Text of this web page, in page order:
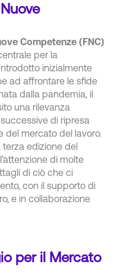
Competenze (FNC)
per la
inizialmente
ad affrontare le sfide
dalla pandemia, il
una rilevanza
di ripresa
del mercato del lavoro.
terza edizione del
di molte
di ciò che ci
con il supporto di
e in collaborazione
per il Mercato